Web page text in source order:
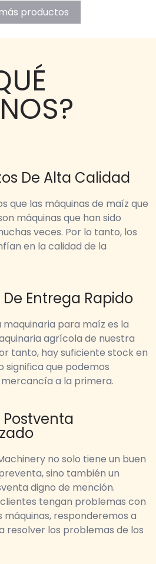
productos
De Alta Calidad
que las máquinas de maíz que
máquinas que han sido
veces. Por lo tanto, los
en la calidad de la
De Entrega Rapido
maquinaria para maíz es la
agrícola de nuestra
tanto, hay suficiente stock en
significa que podemos
a la primera.
Postventa
no solo tiene un buen
sino también un
digno de mención.
tengan problemas con
máquinas, responderemos a
resolver los problemas de los